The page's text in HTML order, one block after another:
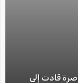
قادت إلى